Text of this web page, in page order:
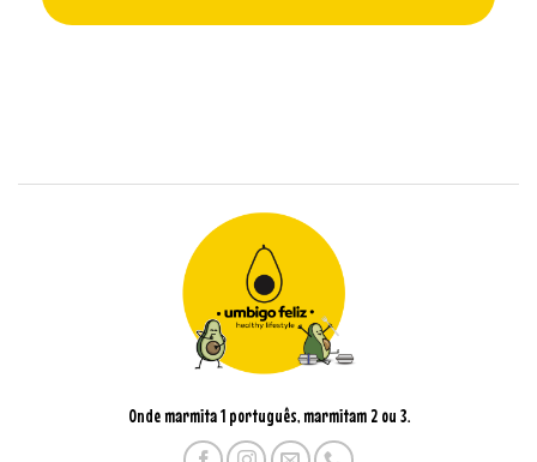
Onde marmita 1 português, marmitam 2 ou 3.